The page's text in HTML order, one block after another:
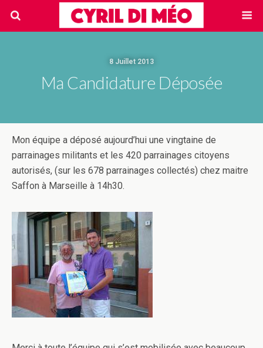
8 Juillet 2013
Ma Candidature Déposée
Mon équipe a déposé aujourd’hui une vingtaine de
parrainages militants et les 420 parrainages citoyens
autorisés, (sur les 678 parrainages collectés) chez maitre
Saffon à Marseille à 14h30.